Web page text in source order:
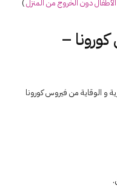
دون الخروج من المنزل)
–
و الوقاية من فيروس كورونا